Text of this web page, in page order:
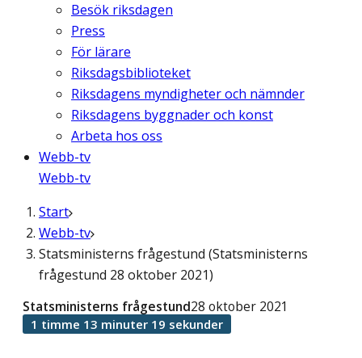
Besök riksdagen
Press
För lärare
Riksdagsbiblioteket
Riksdagens myndigheter och nämnder
Riksdagens byggnader och konst
Arbeta hos oss
Webb-tv
Webb-tv
Start
Webb-tv
Statsministerns frågestund (Statsministerns
frågestund 28 oktober 2021)
Statsministerns frågestund28 oktober 2021
1 timme 13 minuter 19 sekunder